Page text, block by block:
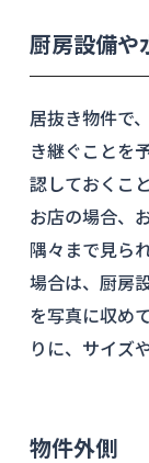
厨房設備や
居抜き物件で
き継ぐことを
認しておくこ
お店の場合、
隅々まで見ら
場合は、厨房
を写真に収め
りに、サイズ
物件外側